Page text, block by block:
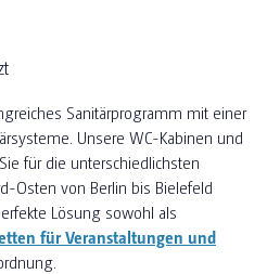
Sanitärprogramm mit einer
Unsere WC-Kabinen und
für die unterschiedlichsten
Osten von Berlin bis Bielefeld
Lösung sowohl als
für Veranstaltungen und